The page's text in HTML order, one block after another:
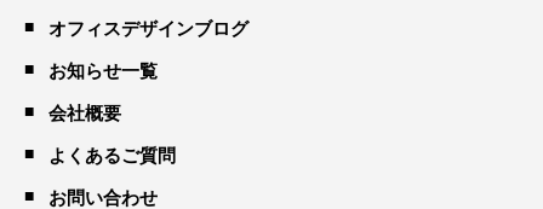
オフィスデザインブログ
お知らせ一覧
会社概要
よくあるご質問
お問い合わせ